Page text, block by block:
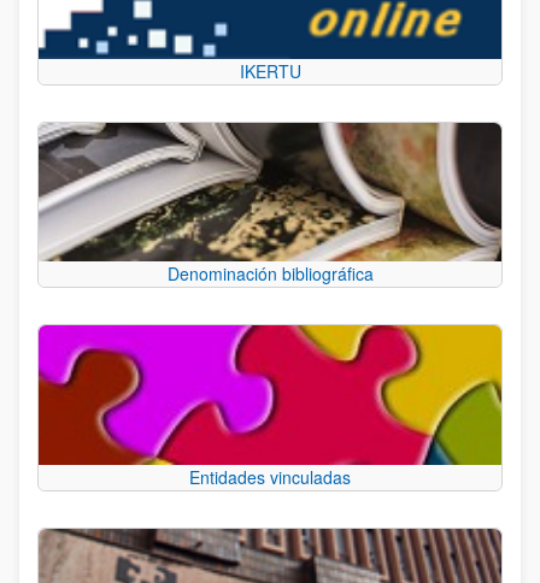
IKERTU
Denominación bibliográfica
Entidades vinculadas